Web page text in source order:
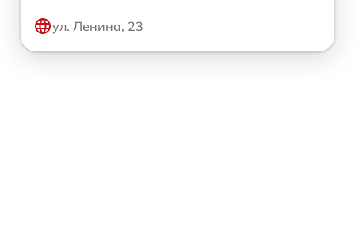
ул. Ленина, 23